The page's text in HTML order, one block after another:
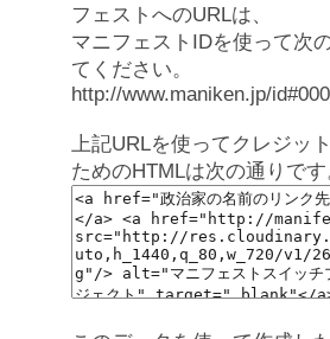
フェストへのURLは、
マニフェストIDを使って次
てください。
http://www.maniken.jp/
上記URLを使ってクレジッ
ためのHTMLは次の通りです